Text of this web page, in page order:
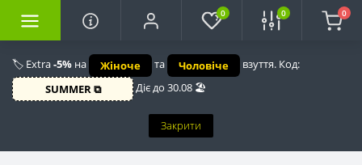
🏷️ Extra-5% на Жіноче та Чоловіче
взуття. Код:
SUMMER ⧉
Діє до 30.08 🏖️
Закрити
0 0 0